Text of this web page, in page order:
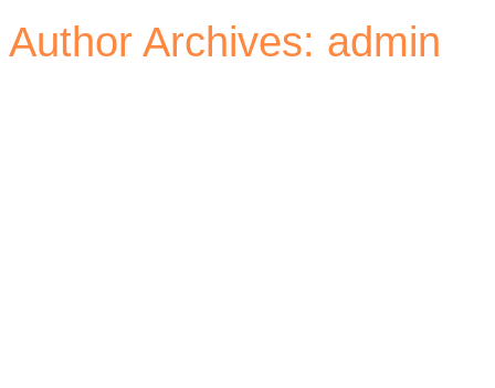
Author Archives: admin